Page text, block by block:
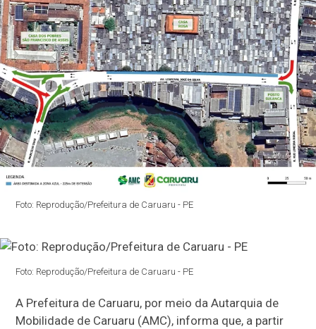
Foto: Reprodução/Prefeitura de Caruaru - PE
Foto: Reprodução/Prefeitura de Caruaru - PE
A Prefeitura de Caruaru, por meio da Autarquia de
Mobilidade de Caruaru (AMC), informa que, a partir